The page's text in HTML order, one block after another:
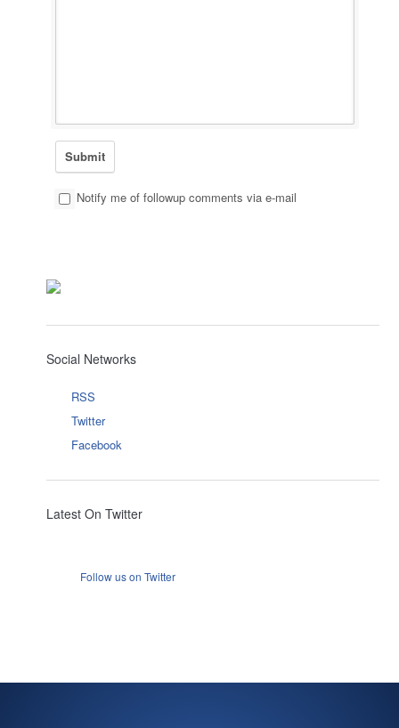
Notify me of followup comments via e-mail
Social Networks
RSS
Twitter
Facebook
Latest On Twitter
Follow us on Twitter